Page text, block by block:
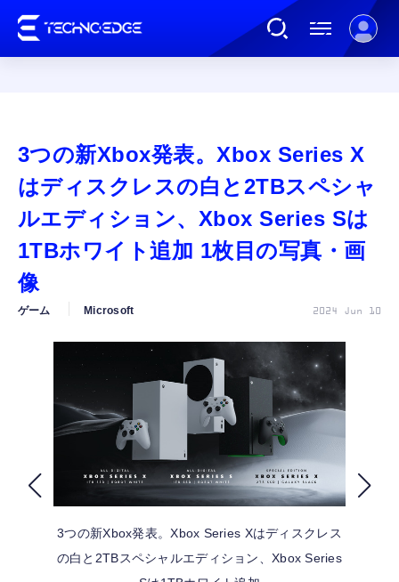
AI
ガジェット
カルチャー
公式ストア
FOLLOW US
3つの新Xbox発表。Xbox Series X
はディスクレスの白と2TBスペシャ
ルエディション、Xbox Series Sは
1TBホワイト追加 1枚目の写真・画
像
ゲーム Microsoft 2024 Jun 10
3つの新Xbox発表。Xbox Series Xはディスクレス
の白と2TBスペシャルエディション、Xbox Series